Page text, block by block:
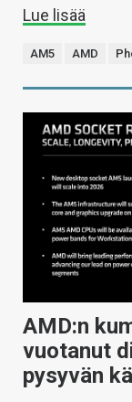
Lue lisää
AM5 AMD
AMD:n
vuotanut
pysyvän